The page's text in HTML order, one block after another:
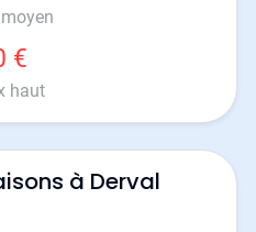
€
haut
à Derval